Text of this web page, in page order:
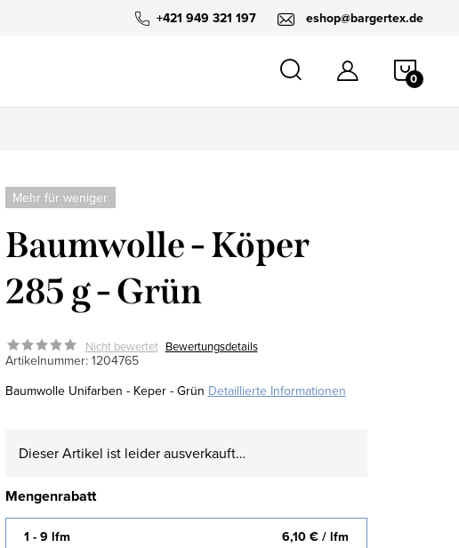
+421 949 321 197 eshop@bargertex.de
Mehr für weniger
Baumwolle - Köper
285 g - Grün
Nicht bewertet Bewertungsdetails
Artikelnummer: 1204765
Baumwolle Unifarben - Keper - Grün Detaillierte Informationen
Dieser Artikel ist leider ausverkauft…
Mengenrabatt
1 - 9 lfm 6,10 € / lfm